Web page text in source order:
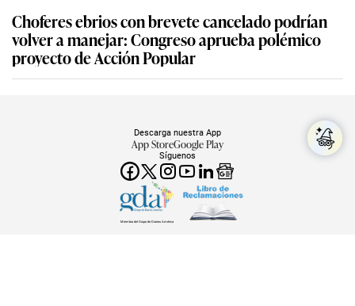
Choferes ebrios con brevete cancelado podrían
volver a manejar: Congreso aprueba polémico
proyecto de Acción Popular
Síguenos
Descarga nuestra App
App StoreGoogle Play
Miembro del Grupo de Diarios América